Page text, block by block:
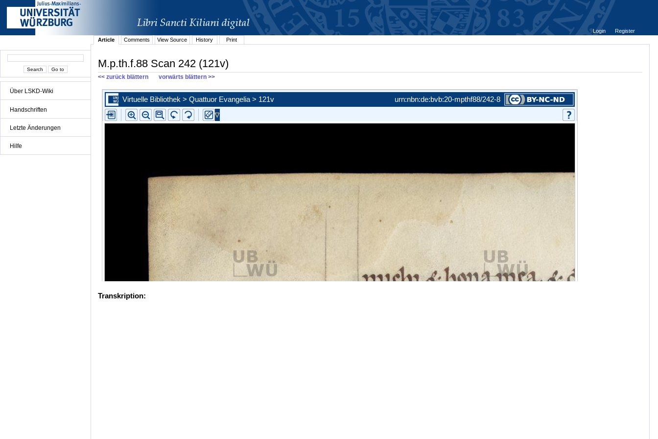
Über LSKD-Wiki
Handschriften
Letzte Änderungen
Hilfe
Login
Register
Article
Comments View Source History Print
M.p.th.f.88 Scan 242 (121v)
<< zurück blättern vorwärts blättern >>
Transkription: